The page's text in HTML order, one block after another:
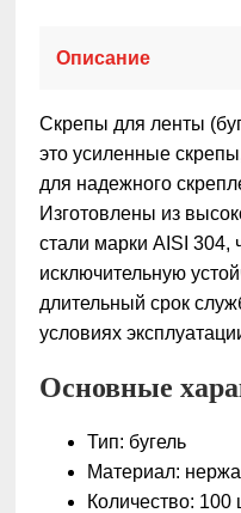
Описание
Скрепы для ленты
это усиленные
для надежного
Изготовлены из
стали марки AISI 304,
исключительную
длительный срок
условиях
Основные
Тип: бугель
Материал:
Количество: 100